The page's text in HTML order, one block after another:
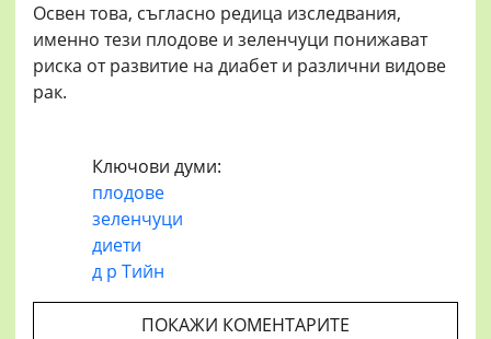
Освен това, съгласно редица изследвания,
именно тези плодове и зеленчуци понижават
риска от развитие на диабет и различни видове
рак.
Ключови думи:
плодове
зеленчуци
диети
д р Тийн
ПОКАЖИ КОМЕНТАРИТЕ